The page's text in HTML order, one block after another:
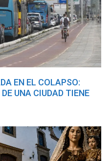
EN EL COLAPSO:
UNA CIUDAD TIENE